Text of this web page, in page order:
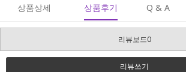
상품상세 상품후기 Q & A
리뷰보드0
리뷰쓰기